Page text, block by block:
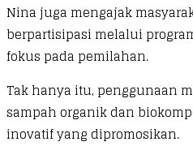
Nina juga mengajak
berpartisipasi melalui
fokus pada pemilahan.
Tak hanya itu, penggunaan
sampah organik dan
inovatif yang dipromosikan.